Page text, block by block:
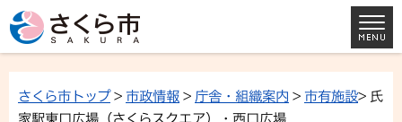
さくら市トップ> 市政情報 > 庁舎・組織案内 > 市有施設> 氏
家駅東口広場（さくらスクエア）・西口広場